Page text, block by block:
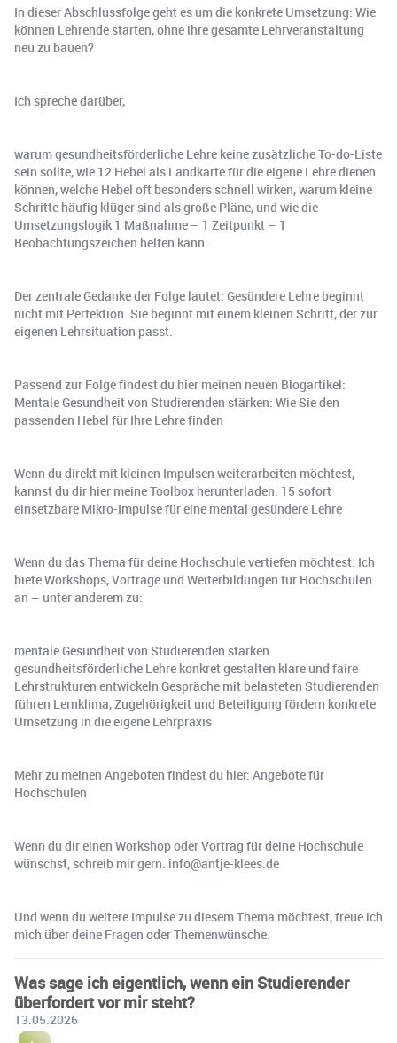
In dieser Abschlussfolge geht es um die konkrete Umsetzung: Wie
können Lehrende starten, ohne ihre gesamte Lehrveranstaltung
neu zu bauen?
Ich spreche darüber,
warum gesundheitsförderliche Lehre keine zusätzliche To-do-Liste
sein sollte, wie 12 Hebel als Landkarte für die eigene Lehre dienen
können, welche Hebel oft besonders schnell wirken, warum kleine
Schritte häufig klüger sind als große Pläne, und wie die
Umsetzungslogik 1 Maßnahme – 1 Zeitpunkt – 1
Beobachtungszeichen helfen kann.
Der zentrale Gedanke der Folge lautet: Gesündere Lehre beginnt
nicht mit Perfektion. Sie beginnt mit einem kleinen Schritt, der zur
eigenen Lehrsituation passt.
Passend zur Folge findest du hier meinen neuen Blogartikel:
Mentale Gesundheit von Studierenden stärken: Wie Sie den
passenden Hebel für Ihre Lehre finden
Wenn du direkt mit kleinen Impulsen weiterarbeiten möchtest,
kannst du dir hier meine Toolbox herunterladen: 15 sofort
einsetzbare Mikro-Impulse für eine mental gesündere Lehre
Wenn du das Thema für deine Hochschule vertiefen möchtest: Ich
biete Workshops, Vorträge und Weiterbildungen für Hochschulen
an – unter anderem zu:
mentale Gesundheit von Studierenden stärken
gesundheitsförderliche Lehre konkret gestalten klare und faire
Lehrstrukturen entwickeln Gespräche mit belasteten Studierenden
führen Lernklima, Zugehörigkeit und Beteiligung fördern konkrete
Umsetzung in die eigene Lehrpraxis
Mehr zu meinen Angeboten findest du hier: Angebote für
Hochschulen
Wenn du dir einen Workshop oder Vortrag für deine Hochschule
wünschst, schreib mir gern. info@antje-klees.de
Und wenn du weitere Impulse zu diesem Thema möchtest, freue ich
mich über deine Fragen oder Themenwünsche.
Was sage ich eigentlich, wenn ein Studierender
überfordert vor mir steht?
13.05.2026